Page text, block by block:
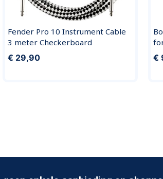
Fender Pro 10 Instrument Cable
3 meter Checkerboard
€ 29,90
€